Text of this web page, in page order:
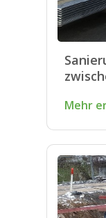
Mehr